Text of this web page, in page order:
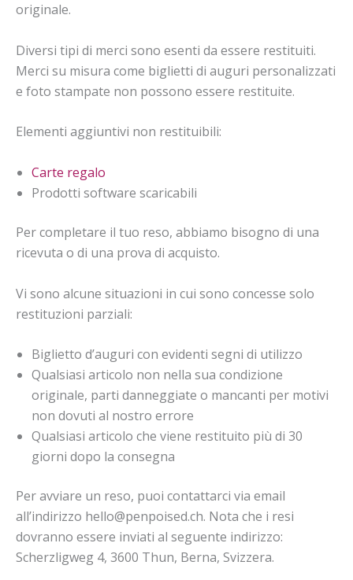
originale.
Diversi tipi di merci sono esenti da essere restituiti.
Merci su misura come biglietti di auguri personalizzati
e foto stampate non possono essere restituite.
Elementi aggiuntivi non restituibili:
Carte regalo
Prodotti software scaricabili
Per completare il tuo reso, abbiamo bisogno di una
ricevuta o di una prova di acquisto.
Vi sono alcune situazioni in cui sono concesse solo
restituzioni parziali:
Biglietto d’auguri con evidenti segni di utilizzo
Qualsiasi articolo non nella sua condizione
originale, parti danneggiate o mancanti per motivi
non dovuti al nostro errore
Qualsiasi articolo che viene restituito più di 30
giorni dopo la consegna
Per avviare un reso, puoi contattarci via email
all’indirizzo hello@penpoised.ch. Nota che i resi
dovranno essere inviati al seguente indirizzo:
Scherzligweg 4, 3600 Thun, Berna, Svizzera.